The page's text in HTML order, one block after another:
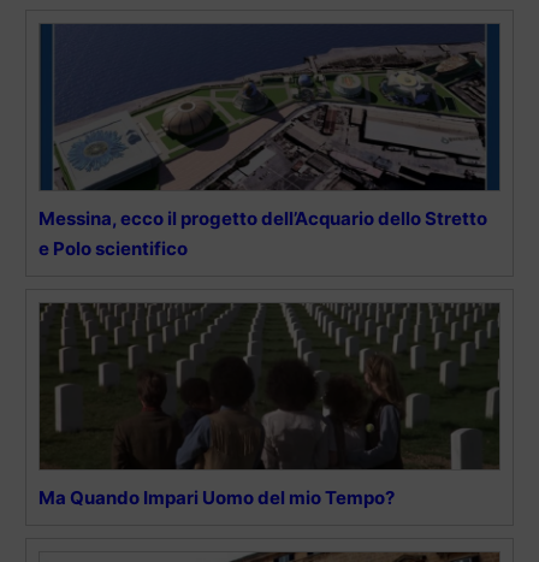
Messina, ecco il progetto dell’Acquario dello Stretto
e Polo scientifico
Ma Quando Impari Uomo del mio Tempo?